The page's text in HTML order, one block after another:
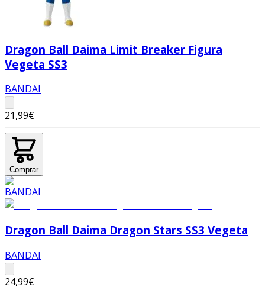
Dragon Ball Daima Limit Breaker Figura
Vegeta SS3
BANDAI
21,99€
Comprar
Dragon Ball Daima Dragon Stars SS3 Vegeta
BANDAI
24,99€